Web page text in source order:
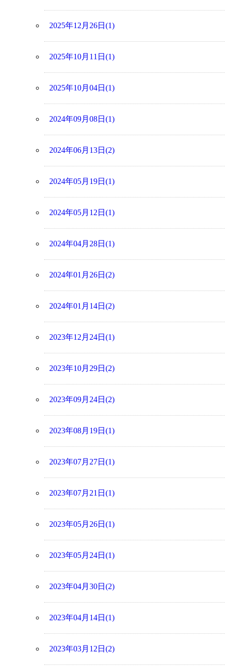
2025年12月26日(1)
2025年10月11日(1)
2025年10月04日(1)
2024年09月08日(1)
2024年06月13日(2)
2024年05月19日(1)
2024年05月12日(1)
2024年04月28日(1)
2024年01月26日(2)
2024年01月14日(2)
2023年12月24日(1)
2023年10月29日(2)
2023年09月24日(2)
2023年08月19日(1)
2023年07月27日(1)
2023年07月21日(1)
2023年05月26日(1)
2023年05月24日(1)
2023年04月30日(2)
2023年04月14日(1)
2023年03月12日(2)